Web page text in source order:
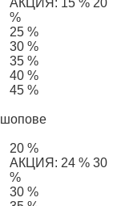
АКЦИЯ: 15 % 20
%
25 %
30 %
35 %
40 %
45 %
шопове
20 %
АКЦИЯ: 24 % 30
%
30 %